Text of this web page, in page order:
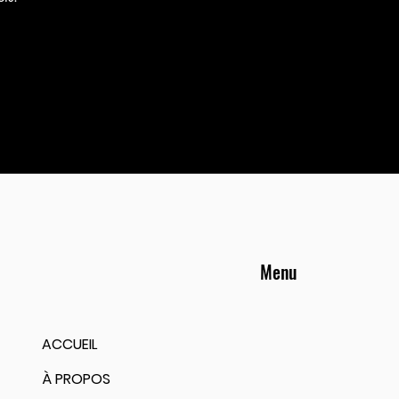
Menu
ACCUEIL
À PROPOS